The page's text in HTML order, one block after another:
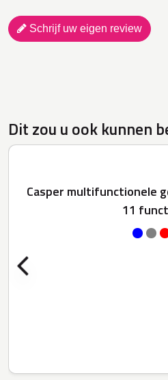
Schrijf uw eigen review
Dit zou u ook kunnen
Casper multifunctionele
11